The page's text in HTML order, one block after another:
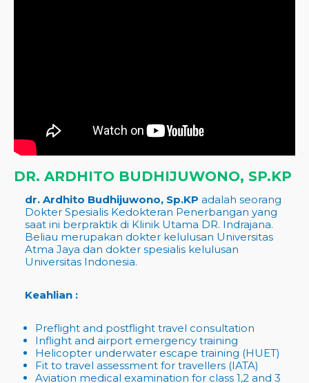
DR. ARDHITO BUDHIJUWONO, SP.KP
dr. Ardhito Budhijuwono, Sp.KPadalah seorang
Dokter Spesialis Kedokteran Penerbangan yang
saat ini berpraktik di Klinik Utama DR. Indrajana.
Beliau merupakan dokter kelulusan Universitas
Atma Jaya dan dokter spesialis kelulusan
Universitas Indonesia.
Keahlian :
Preflight and postflight travel consultation
Inflight and airport emergency training
Helicopter underwater escape training (HUET)
Fit to travel assessment for travellers (IATA)
Aviation medical examination for class 1,2 and 3